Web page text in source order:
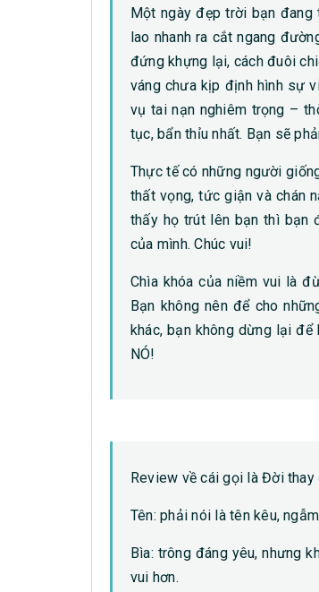
Một ngày đẹp trời bạn
lao nhanh ra cắt ngang
đứng khựng lại, cách đuôi
váng chưa kịp định hình sự
vụ tai nạn nghiêm trọng –
tục, bẩn thỉu nhất. Bạn sẽ
Thực tế có những người
thất vọng, tức giận và chán
thấy họ trút lên bạn thì bạn
của mình. Chúc vui!
Chìa khóa của niềm vui là
Bạn không nên để cho
khác, bạn không dừng lại để
NÓ!
Review về cái gọi là Đời
Tên: phải nói là tên kêu,
Bìa: trông đáng yêu, nhưng
vui hơn.